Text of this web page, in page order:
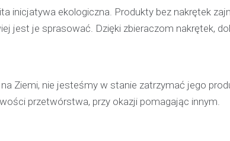
inicjatywa ekologiczna. Produkty bez nakrętek
jest je sprasować. Dzięki zbieraczom nakrętek,
Ziemi, nie jesteśmy w stanie zatrzymać jego
przetwórstwa, przy okazji pomagając innym.